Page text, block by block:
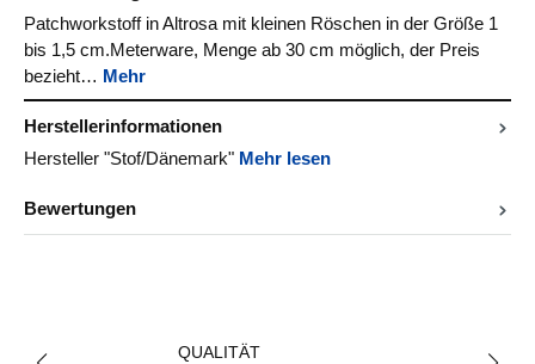
Patchworkstoff in Altrosa mit kleinen Röschen in der Größe 1
bis 1,5 cm.Meterware, Menge ab 30 cm möglich, der Preis
bezieht… Mehr
Herstellerinformationen
Hersteller "Stof/Dänemark" Mehr lesen
Bewertungen
QUALITÄT